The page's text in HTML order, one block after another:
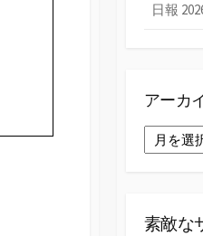
日報
アーカ
ー
素敵な